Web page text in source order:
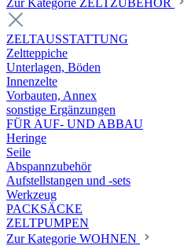
Zur Kategorie ZELTZUBEHÖR
ZELTAUSSTATTUNG
Zeltteppiche
Unterlagen, Böden
Innenzelte
Vorbauten, Annex
sonstige Ergänzungen
FÜR AUF- UND ABBAU
Heringe
Seile
Abspannzubehör
Aufstellstangen und -sets
Werkzeug
PACKSÄCKE
ZELTPUMPEN
Zur Kategorie WOHNEN